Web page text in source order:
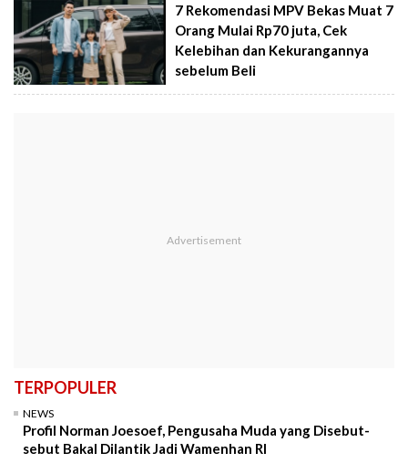
7 Rekomendasi MPV Bekas Muat 7
Orang Mulai Rp70 juta, Cek
Kelebihan dan Kekurangannya
sebelum Beli
TERPOPULER
NEWS
Profil Norman Joesoef, Pengusaha Muda yang Disebut-
sebut Bakal Dilantik Jadi Wamenhan RI